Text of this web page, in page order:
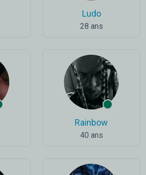
Ludo
28 ans
Rainbow
40 ans